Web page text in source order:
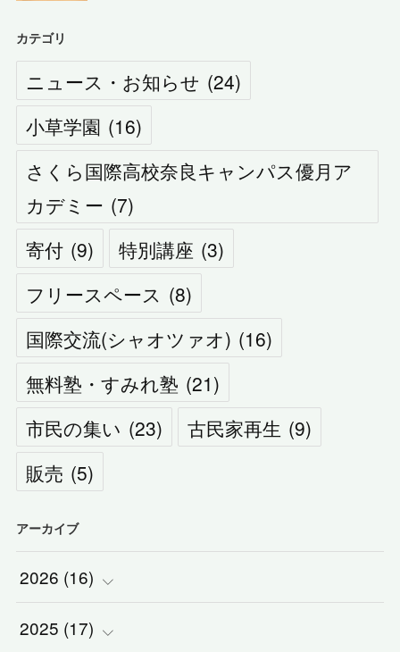
カテゴリ
ニュース・お知らせ (24)
小草学園 (16)
さくら国際高校奈良キャンパス優月ア
カデミー (7)
寄付 (9) 特別講座 (3)
フリースペース (8)
国際交流(シャオツァオ) (16)
無料塾・すみれ塾 (21)
市民の集い (23) 古民家再生 (9)
販売 (5)
アーカイブ
2026 (16)
(1)
2025 (17)